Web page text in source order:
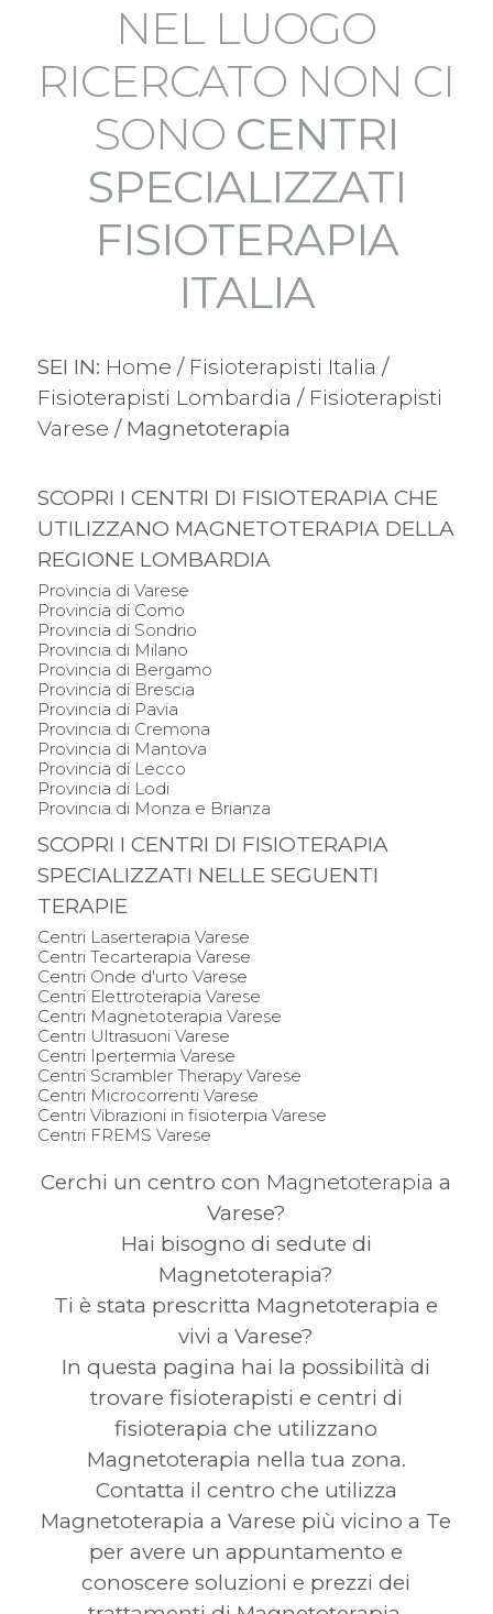
NEL LUOGO
RICERCATO NON CI
SONO CENTRI
SPECIALIZZATI
FISIOTERAPIA
ITALIA
SEI IN: Home / Fisioterapisti Italia /
Fisioterapisti Lombardia / Fisioterapisti
Varese / Magnetoterapia
SCOPRI I CENTRI DI FISIOTERAPIA CHE
UTILIZZANO MAGNETOTERAPIA DELLA
REGIONE LOMBARDIA
Provincia di Varese
Provincia di Como
Provincia di Sondrio
Provincia di Milano
Provincia di Bergamo
Provincia di Brescia
Provincia di Pavia
Provincia di Cremona
Provincia di Mantova
Provincia di Lecco
Provincia di Lodi
Provincia di Monza e Brianza
SCOPRI I CENTRI DI FISIOTERAPIA
SPECIALIZZATI NELLE SEGUENTI
TERAPIE
Centri Laserterapia Varese
Centri Tecarterapia Varese
Centri Onde d'urto Varese
Centri Elettroterapia Varese
Centri Magnetoterapia Varese
Centri Ultrasuoni Varese
Centri Ipertermia Varese
Centri Scrambler Therapy Varese
Centri Microcorrenti Varese
Centri Vibrazioni in fisioterpia Varese
Centri FREMS Varese
Cerchi un centro con Magnetoterapia a
Varese?
Hai bisogno di sedute di
Magnetoterapia?
Ti è stata prescritta Magnetoterapia e
vivi a Varese?
In questa pagina hai la possibilità di
trovare fisioterapisti e centri di
fisioterapia che utilizzano
Magnetoterapia nella tua zona.
Contatta il centro che utilizza
Magnetoterapia a Varese più vicino a Te
per avere un appuntamento e
conoscere soluzioni e prezzi dei